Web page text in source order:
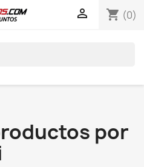
shopping_cart (0)

por